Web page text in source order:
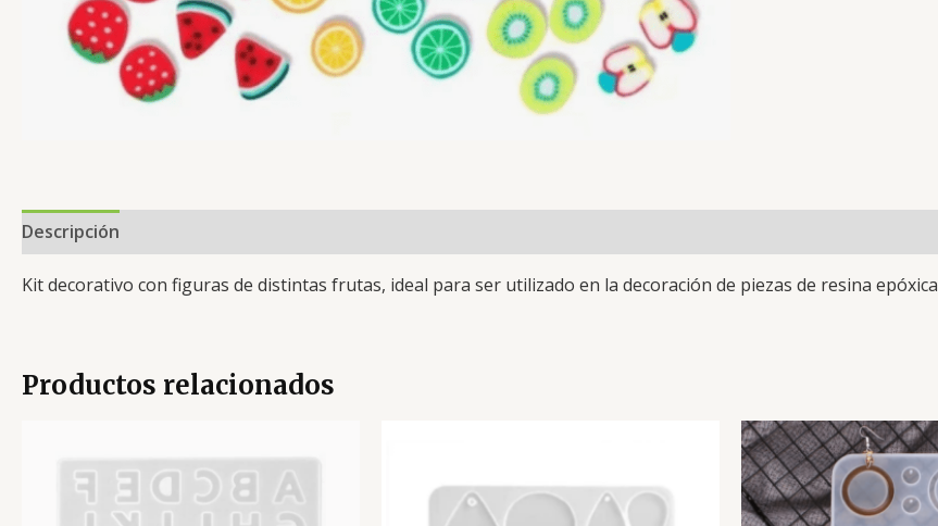
Descripción
Kit decorativo con figuras de distintas frutas, ideal para ser utilizado en la decoración de piezas de resina epóxica
Productos relacionados